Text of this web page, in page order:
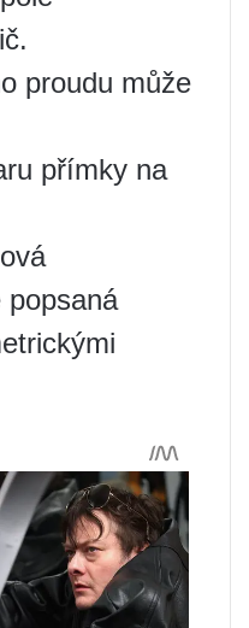
proudu může
přímky na
popsaná